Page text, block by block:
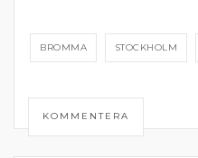
BROMMA STOCKHOLM
KOMMENTERA